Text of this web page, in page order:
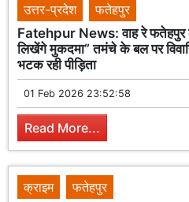
उत्तर-प्रदेश
फतेहपुर
Fatehpur News: वाह रे फतेहपुर
लिखेंगे मुकदमा” तमंचे के बल पर
भटक रही पीड़िता
01 Feb 2026 23:52:58
Read More...
क्राइम
फतेहपुर